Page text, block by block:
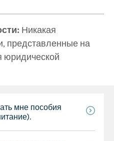
Никакая
представленные на
юридической
мне пособия